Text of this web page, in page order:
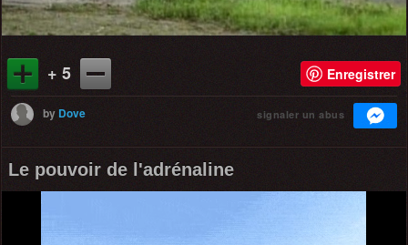
+ 5 Enregistrer
by Dove signaler un abus
Le pouvoir de l'adrénaline